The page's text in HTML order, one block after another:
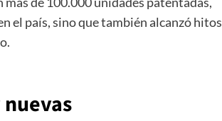
el país, sino que también alcanzó hitos